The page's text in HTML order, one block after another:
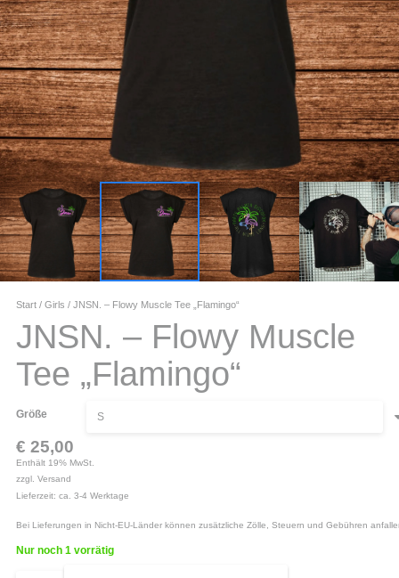
Start / Girls / JNSN. – Flowy Muscle Tee „Flamingo“
JNSN. – Flowy Muscle
Tee „Flamingo“
Größe
€ 25,00
Enthält 19% MwSt.
zzgl. Versand
Lieferzeit: ca. 3-4 Werktage
Bei Lieferungen in Nicht-EU-Länder können zusätzliche Zölle, Steuern und Gebühren
Nur noch 1 vorrätig